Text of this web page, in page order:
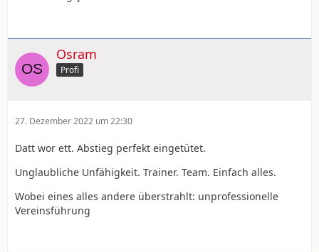
Osram
Profi
27. Dezember 2022 um 22:30
Datt wor ett. Abstieg perfekt eingetütet.
Unglaubliche Unfähigkeit. Trainer. Team. Einfach alles.
Wobei eines alles andere überstrahlt: unprofessionelle
Vereinsführung